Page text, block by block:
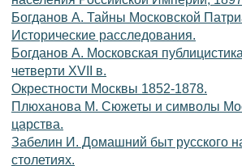
Богданов А. Тайны Московской
Исторические расследования.
Богданов А. Московская
четверти XVII в.
Окрестности Москвы 1852-1878.
Плюханова М. Сюжеты и символы
царства.
Забелин И. Домашний быт русского
столетиях.